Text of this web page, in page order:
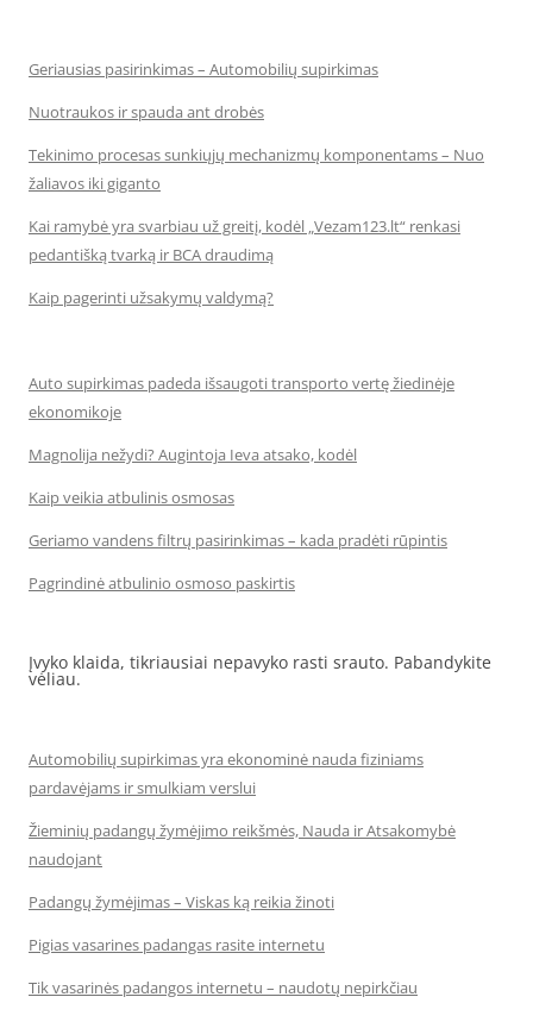
Geriausias pasirinkimas – Automobilių supirkimas
Nuotraukos ir spauda ant drobės
Tekinimo procesas sunkiųjų mechanizmų komponentams – Nuo
žaliavos iki giganto
Kai ramybė yra svarbiau už greitį, kodėl „Vezam123.lt“ renkasi
pedantišką tvarką ir BCA draudimą
Kaip pagerinti užsakymų valdymą?
Auto supirkimas padeda išsaugoti transporto vertę žiedinėje
ekonomikoje
Magnolija nežydi? Augintoja Ieva atsako, kodėl
Kaip veikia atbulinis osmosas
Geriamo vandens filtrų pasirinkimas – kada pradėti rūpintis
Pagrindinė atbulinio osmoso paskirtis
Įvyko klaida, tikriausiai nepavyko rasti srauto. Pabandykite
vėliau.
Automobilių supirkimas yra ekonominė nauda fiziniams
pardavėjams ir smulkiam verslui
Žieminių padangų žymėjimo reikšmės, Nauda ir Atsakomybė
naudojant
Padangų žymėjimas – Viskas ką reikia žinoti
Pigias vasarines padangas rasite internetu
Tik vasarinės padangos internetu – naudotų nepirkčiau